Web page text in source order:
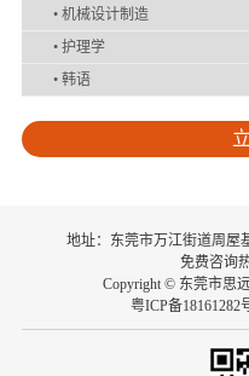
• 机械设计制造
• 护理学
• 韩语
地址：东莞市万江街道周屋
免费咨询
Copyright © 东莞市思
粤ICP备18161282